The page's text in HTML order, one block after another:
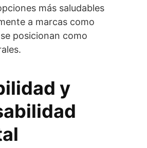
más saludables
a marcas como
posicionan como
y